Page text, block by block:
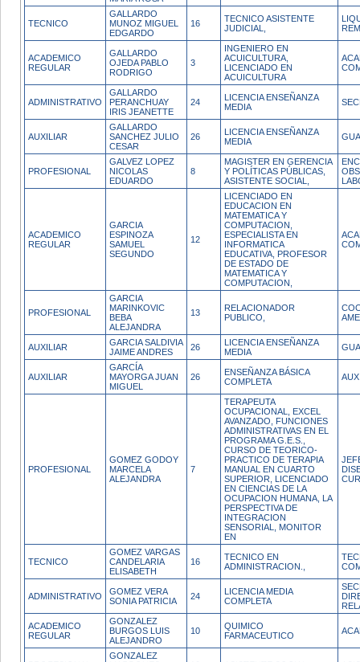
TECNICO
GALLARDO
MUNOZ MIGUEL
EDGARDO
16
TECNICO ASISTENTE
JUDICIAL,
ACADEMICO
REGULAR
GALLARDO
OJEDA PABLO
RODRIGO
3
INGENIERO EN
ACUICULTURA,
LICENCIADO EN
ACUICULTURA
ADMINISTRATIVO
GALLARDO
PERANCHUAY
IRIS JEANETTE
24
LICENCIA ENSEÑANZA
MEDIA
AUXILIAR
GALLARDO
SANCHEZ JULIO
CESAR
26
LICENCIA ENSEÑANZA
MEDIA
PROFESIONAL
GALVEZ LOPEZ
NICOLAS
EDUARDO
8
MAGISTER EN GERENCIA
Y POLÍTICAS PÚBLICAS,
ASISTENTE SOCIAL,
ACADEMICO
REGULAR
GARCIA
ESPINOZA
SAMUEL
SEGUNDO
12
LICENCIADO EN
EDUCACION EN
MATEMATICA Y
COMPUTACION,
ESPECIALISTA EN
INFORMATICA
EDUCATIVA, PROFESOR
DE ESTADO DE
MATEMATICA Y
COMPUTACION,
PROFESIONAL
GARCIA
MARINKOVIC
BEBA
ALEJANDRA
13
RELACIONADOR
PUBLICO,
AUXILIAR
GARCIA SALDIVIA
JAIME ANDRES
26
LICENCIA ENSEÑANZA
MEDIA
AUXILIAR
GARCÍA
MAYORGA JUAN
MIGUEL
26
ENSEÑANZA BÁSICA
COMPLETA
PROFESIONAL
GOMEZ GODOY
MARCELA
ALEJANDRA
7
TERAPEUTA
OCUPACIONAL, EXCEL
AVANZADO, FUNCIONES
ADMINISTRATIVAS EN EL
PROGRAMA G.E.S.,
CURSO DE TEORICO-
PRACTICO DE TERAPIA
MANUAL EN CUARTO
SUPERIOR, LICENCIADO
EN CIENCIAS DE LA
OCUPACION HUMANA, LA
PERSPECTIVA DE
INTEGRACION
SENSORIAL, MONITOR
EN
TECNICO
GOMEZ VARGAS
CANDELARIA
ELISABETH
16
TECNICO EN
ADMINISTRACION.,
ADMINISTRATIVO
GOMEZ VERA
SONIA PATRICIA
24
LICENCIA MEDIA
COMPLETA
ACADEMICO
REGULAR
GONZALEZ
BURGOS LUIS
ALEJANDRO
10
QUIMICO
FARMACEUTICO
GONZALEZ